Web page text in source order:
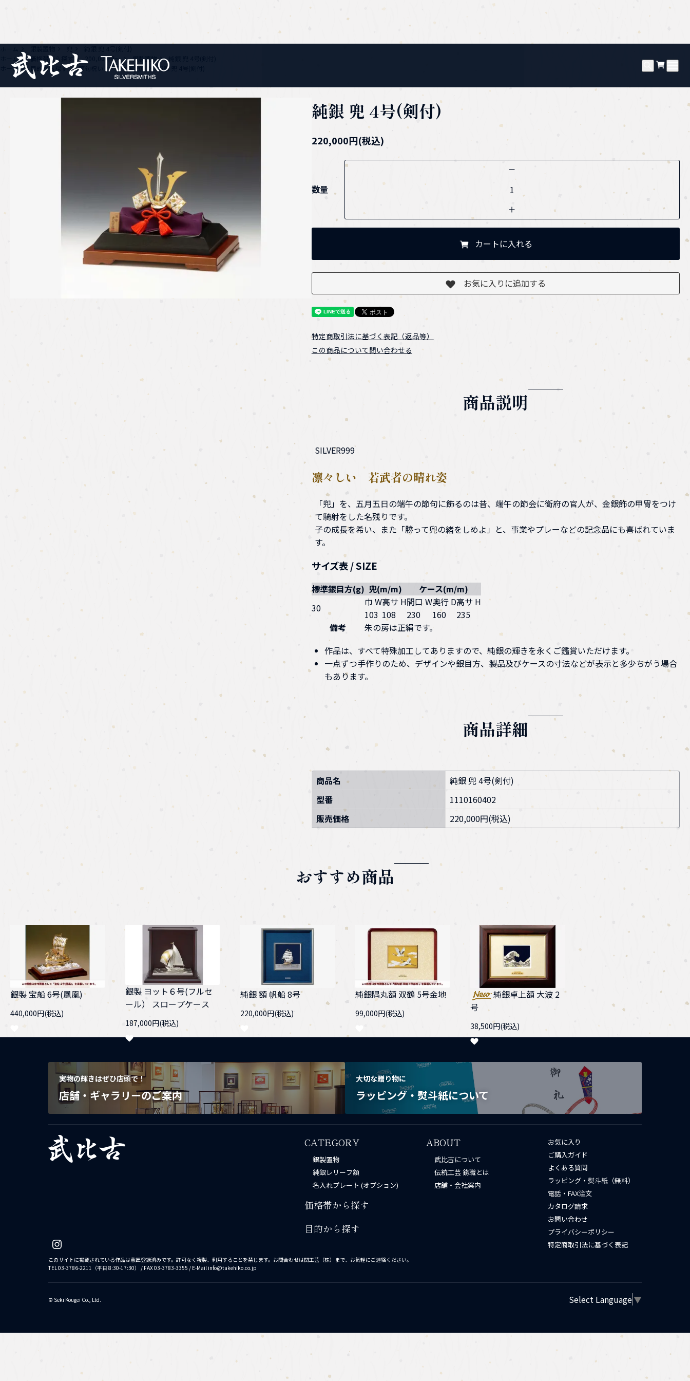
ホーム
価格帯から探す 200,000円〜 銀製置物
ホーム
目的から探す 節句祝い 兜（置物） 純銀 兜 4号(剣付)
純銀 兜 4号(剣付)
220,000円(税込)
数量
カートに入れる
お気に入りに追加する
特定商取引法に基づく表記（返品等）
この商品について問い合わせる
商品説明
SILVER999
凛々しい 若武者の晴れ姿
「兜」を、五月五日の端午の節句に飾るのは昔、端午の節会に衛府の官人が、金銀飾の甲冑をつけ
て騎射をした名残りです。
子の成長を希い、また「勝って兜の緒をしめよ」と、事業やプレーなどの記念品にも喜ばれていま
す。
サイズ表 / SIZE
標準銀目方(g) 兜(m/m)
ケース(m/m)
30
巾 W高サ H間口 W奥行 D高サ H
103 108 230 160
235
備考
朱の房は正絹です。
作品は、すべて特殊加工してありますので、純銀の輝きを永くご鑑賞いただけます。
一点ずつ手作りのため、デザインや銀目方、製品及びケースの寸法などが表示と多少ちがう場合
もあります。
商品詳細
商品名
純銀 兜 4号(剣付)
型番
1110160402
販売価格
220,000円(税込)
おすすめ商品
銀製 宝船 6号(鳳凰)
440,000円(税込)
銀製 ヨット６号(フルセ
ール） スロープケース
187,000円(税込)
純銀 額 帆船 8号
220,000円(税込)
純銀隅丸額 双鶴 5号金地
99,000円(税込)
純銀卓上額 大波 2
号
38,500円(税込)
実物の輝きはぜひ店頭で！
店舗・ギャラリーのご案内
大切な贈り物に
ラッピング・熨斗紙について
CATEGORY
銀製置物
純銀レリーフ額
名入れプレート (オプション)
価格帯から探す
目的から探す
ABOUT
武比古について
伝統工芸 錺職とは
店舗・会社案内
お気に入り
ご購入ガイド
よくある質問
ラッピング・熨斗紙（無料）
電話・FAX注文
カタログ請求
お問い合わせ
プライバシーポリシー
特定商取引法に基づく表記
このサイトに掲載されている作品は意匠登録済みです。許可なく複製、利用することを禁じます。お問合わせは関工芸（株）まで、お気軽にご連絡ください。
TEL 03-3786-2211（平日 8:30-17:30） / FAX 03-3783-3355 / E-Mail info@takehiko.co.jp
©︎ Seki Kougei Co., Ltd. Select Language▼